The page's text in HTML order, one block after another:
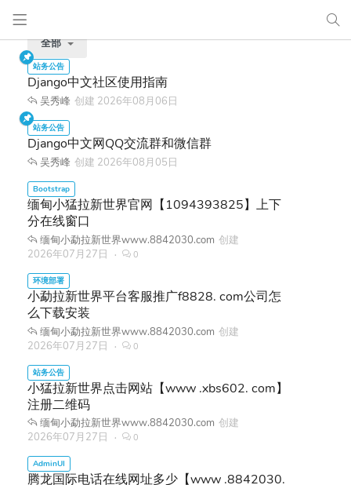
全部
Django中文社区使用指南
吴秀峰 创建 2026年08月06日
Django中文网QQ交流群和微信群
吴秀峰 创建 2026年08月05日
缅甸小猛拉新世界官网【1094393825】上下
分在线窗口
缅甸小勐拉新世界www.8842030.com 创建
2026年07月27日
0
小勐拉新世界平台客服推广f8828. com公司怎
么下载安装
缅甸小勐拉新世界www.8842030.com 创建
2026年07月27日
0
小猛拉新世界点击网站【www .xbs602. com】
注册二维码
缅甸小勐拉新世界www.8842030.com 创建
2026年07月27日
0
腾龙国际电话在线网址多少【www .8842030.